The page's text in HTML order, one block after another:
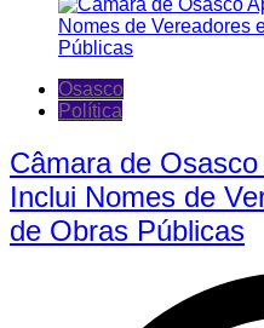
Osasco
Política
Câmara de
Inclui Nomes de
de Obras Públicas